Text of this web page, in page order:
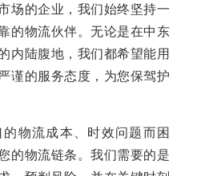
场的企业，我们始终坚持一
的物流伙伴。无论是在中东
内陆腹地，我们都希望能用
谨的服务态度，为您保驾护
物流成本、时效问题而困
的物流链条。我们需要的是